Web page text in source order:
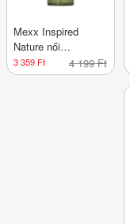
Mexx Inspired
Nature női
testpermet - 250 ml
3 359 Ft 4 199 Ft